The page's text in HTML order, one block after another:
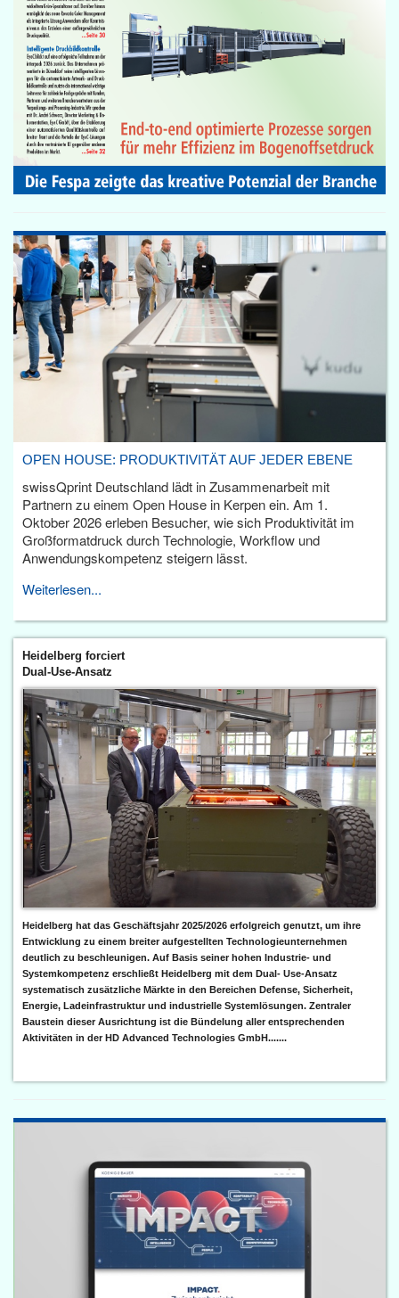
OPEN HOUSE: PRODUKTIVITÄT AUF JEDER EBENE
swissQprint Deutschland lädt in Zusammenarbeit mit
Partnern zu einem Open House in Kerpen ein. Am 1.
Oktober 2026 erleben Besucher, wie sich Produktivität im
Großformatdruck durch Technologie, Workflow und
Anwendungskompetenz steigern lässt.
Weiterlesen...
Heidelberg forciert
Dual-Use-Ansatz
Heidelberg hat das Geschäftsjahr 2025/2026 erfolgreich genutzt, um ihre
Entwicklung zu einem breiter aufgestellten Technologieunternehmen
deutlich zu beschleunigen. Auf Basis seiner hohen Industrie- und
Systemkompetenz erschließt Heidelberg mit dem Dual- Use-Ansatz
systematisch zusätzliche Märkte in den Bereichen Defense, Sicherheit,
Energie, Ladeinfrastruktur und industrielle Systemlösungen. Zentraler
Baustein dieser Ausrichtung ist die Bündelung aller entsprechenden
Aktivitäten in der HD Advanced Technologies GmbH.......